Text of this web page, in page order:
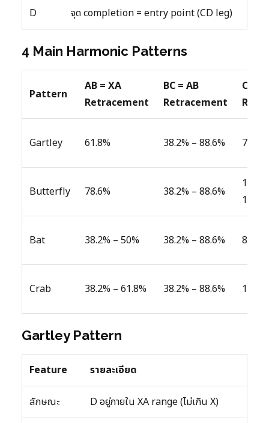
D จุด completion = entry point (CD leg)
4 Main Harmonic Patterns
Pattern
AB = XA
Retracement
BC = AB
Retracement
CD =
Gartley 61.8% 38.2% – 88.6% 78.6%
Butterfly 78.6% 38.2% – 88.6%
Bat 38.2% – 50% 38.2% – 88.6% 88.6%
Crab 38.2% – 61.8% 38.2% – 88.6%
Gartley Pattern
Feature รายละเอียด
ลักษณะ D อยู่ภายใน XA range (ไม่เกิน X)